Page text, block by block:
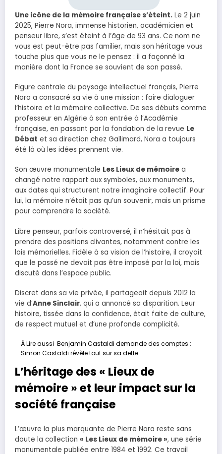
Une icône de la mémoire française s’éteint. Le 2 juin
2025, Pierre Nora, immense historien, académicien et
penseur libre, s’est éteint à l’âge de 93 ans. Ce nom ne
vous est peut-être pas familier, mais son héritage vous
touche plus que vous ne le pensez : il a façonné la
manière dont la France se souvient de son passé.
Figure centrale du paysage intellectuel français, Pierre
Nora a consacré sa vie à une mission : faire dialoguer
l’histoire et la mémoire collective. De ses débuts comme
professeur en Algérie à son entrée à l’Académie
française, en passant par la fondation de la revue Le
Débat et sa direction chez Gallimard, Nora a toujours
été là où les idées prennent vie.
Son œuvre monumentale Les Lieux de mémoire a
changé notre rapport aux symboles, aux monuments,
aux dates qui structurent notre imaginaire collectif. Pour
lui, la mémoire n’était pas qu’un souvenir, mais un prisme
pour comprendre la société.
Libre penseur, parfois controversé, il n’hésitait pas à
prendre des positions clivantes, notamment contre les
lois mémorielles. Fidèle à sa vision de l’histoire, il croyait
que le passé ne devait pas être imposé par la loi, mais
discuté dans l’espace public.
Discret dans sa vie privée, il partageait depuis 2012 la
vie d’Anne Sinclair, qui a annoncé sa disparition. Leur
histoire, tissée dans la confidence, était faite de culture,
de respect mutuel et d’une profonde complicité.
À Lire aussi Benjamin Castaldi demande des comptes :
Simon Castaldi révèle tout sur sa dette
L’héritage des « Lieux de
mémoire » et leur impact sur la
société française
L’œuvre la plus marquante de Pierre Nora reste sans
doute la collection « Les Lieux de mémoire », une série
monumentale publiée entre 1984 et 1992. Ce travail